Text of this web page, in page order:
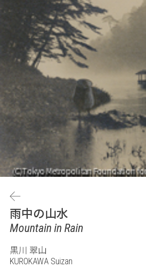
雨中の山水
Mountain in Rain
黒川 翠山
KUROKAWA Suizan